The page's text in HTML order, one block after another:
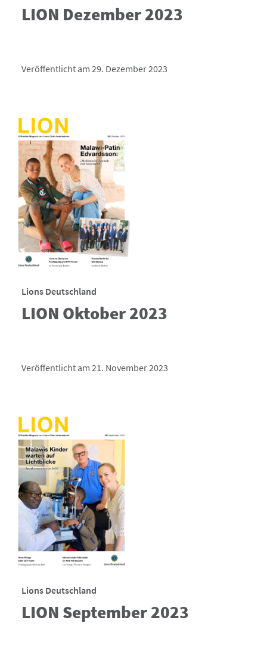
LION Dezember 2023
Veröffentlicht am 29. Dezember 2023
Lions Deutschland
LION Oktober 2023
Veröffentlicht am 21. November 2023
Lions Deutschland
LION September 2023